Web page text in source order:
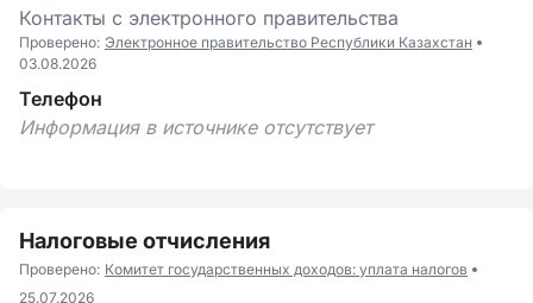
Контакты с электронного правительства
Проверено: Электронное правительство Республики Казахстан
03.08.2026
Телефон
Информация в источнике отсутствует
Налоговые отчисления
Проверено: Комитет государственных доходов: уплата налогов
25.07.2026